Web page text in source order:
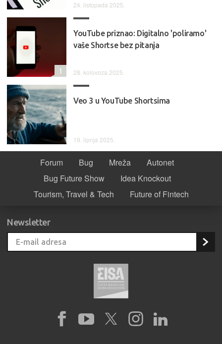
24. listopada 2025.
YouTube priznao: Digitalno 'poliramo'
vaše Shortse bez pitanja
28. kolovoza 2025.
1
Veo 3 u YouTube Shortsima
19. lipnja 2025.
Forum Bug Mreža
Autonet
Bug Future Show
Idea Knockout
Tourism, Travel & Tech
Future of Fintech
Newsletter